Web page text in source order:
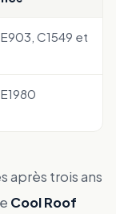
C1549 et
après trois ans
Cool Roof